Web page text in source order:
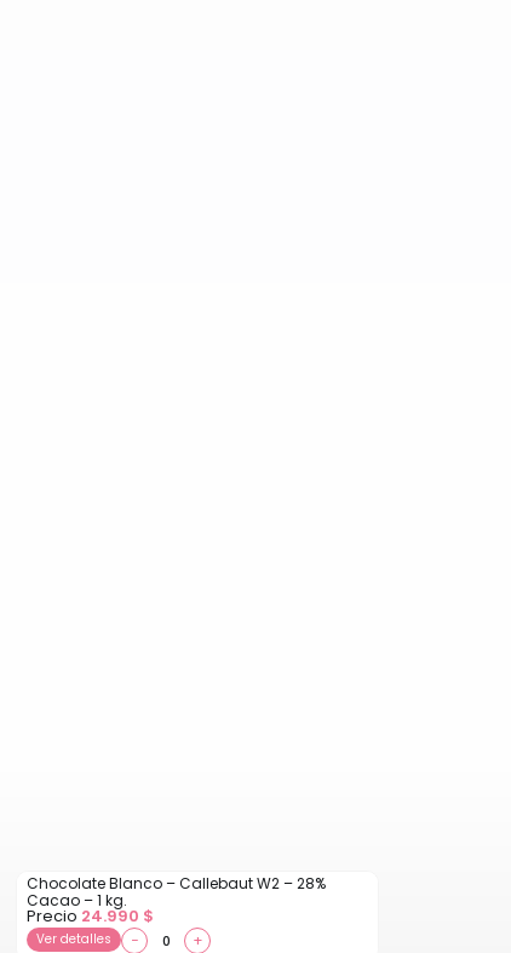
Chocolate Blanco – Callebaut W2 – 28%
Cacao – 1 kg.
Precio 24.990 $
Ver detalles − +